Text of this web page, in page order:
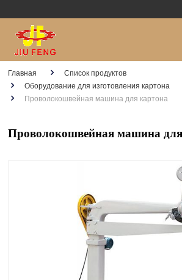
Главная
Список продуктов
Оборудование для изготовления картона
Проволокошвейная машина для картона
Проволокошвейная машина